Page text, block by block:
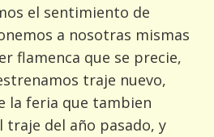
el sentimiento de
a nosotras mismas
flamenca que se precie,
traje nuevo,
la feria que tambien
traje del año pasado, y